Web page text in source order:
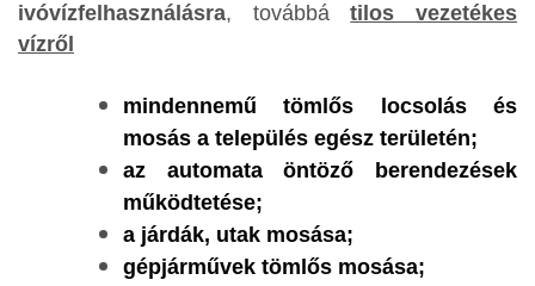
ivóvízfelhasználásra, továbbátilos vezetékes
vízről
mindennemű tömlős locsolás és
mosás a település egész területén;
az automata öntöző berendezések
működtetése;
a járdák, utak mosása;
gépjárművek tömlős mosása;